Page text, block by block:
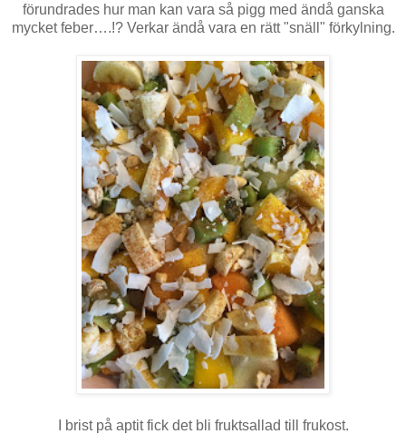
förundrades hur man kan vara så pigg med ändå ganska
mycket feber….!? Verkar ändå vara en rätt "snäll" förkylning.
I brist på aptit fick det bli fruktsallad till frukost.